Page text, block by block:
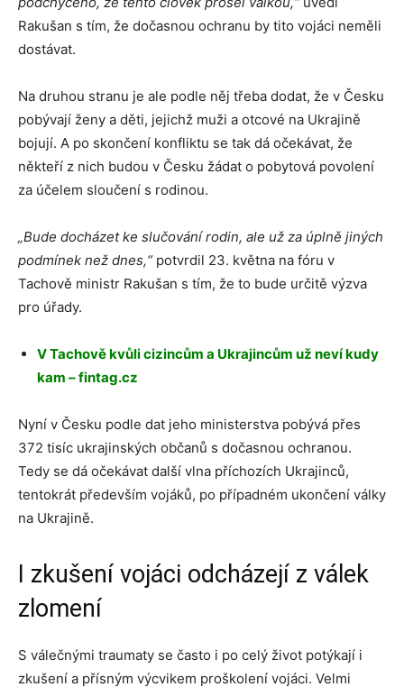
Rakušan s tím, že dočasnou ochranu by tito vojáci neměli
dostávat.
Na druhou stranu je ale podle něj třeba dodat, že v Česku
pobývají ženy a děti, jejichž muži a otcové na Ukrajině
bojují. A po skončení konfliktu se tak dá očekávat, že
někteří z nich budou v Česku žádat o pobytová povolení
za účelem sloučení s rodinou.
„Bude docházet ke slučování rodin, ale už za úplně jiných
podmínek než dnes,“potvrdil 23. května na fóru v
Tachově ministr Rakušan s tím, že to bude určitě výzva
pro úřady.
V Tachově kvůli cizincům a Ukrajincům už neví kudy
kam – fintag.cz
Nyní v Česku podle dat jeho ministerstva pobývá přes
372 tisíc ukrajinských občanů s dočasnou ochranou.
Tedy se dá očekávat další vlna příchozích Ukrajinců,
tentokrát především vojáků, po případném ukončení války
na Ukrajině.
I zkušení vojáci odcházejí z válek
zlomení
S válečnými traumaty se často i po celý život potýkají i
zkušení a přísným výcvikem proškolení vojáci. Velmi